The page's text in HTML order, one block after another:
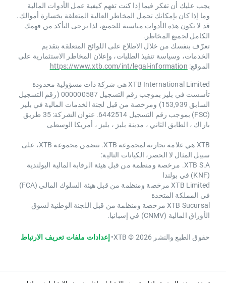
يجب عليك أن تفكر فيما إذا كنت تفهم كيفية عمل الأدوات المالية
وما إذا كان بإمكانك تحمل المخاطر العالية المتعلقة بخسارة أموالك.
قد لا تكون هذه الأدوات مناسبة للجميع، لذا يرجى التأكد من فهمك
الكامل لجميع المخاطر.
تعرّف بنفسك من خلال الاطلاع على اللوائح المتعلقة بتقديم
الخدمات، وسياسة تنفيذ الطلبات، وإعلان المخاطر الاستثمارية على
الموقع: https://www.xtb.com/int/legal-information
XTB International Limited هي شركة ذات مسؤولية محدودة
تأسست في بليز بموجب رقم التسجيل 000000587 (رقم التسجيل
السابق 153,939) ومرخصة من قبل لجنة الخدمات المالية في بليز
(FSC) بموجب رقم التسجيل 6442514. عنوان الشركة: 35 طريق
باراك ، الطابق الثاني ، مدينة بليز ، بليز ، أمريكا الوسطى
XTB هي علامة تجارية لمجموعة XTB. تتضمن مجموعة XTB، على
سبيل المثال لا الحصر، الكيانات التالية:
XTB S.A. مرخصة ومنظمة من قبل هيئة الرقابة المالية البولندية
(KNF) في بولندا
XTB Limited مرخصة ومنظمة من قبل هيئة السلوك المالي (FCA)
في المملكة المتحدة
XTB Sucursal مرخصة ومنظمة من قبل اللجنة الوطنية لسوق
الأوراق المالية (CNMV) في إسبانيا.
حقوق الطبع والنشر 2026 © XTB •إعدادات ملفات تعريف الارتباط